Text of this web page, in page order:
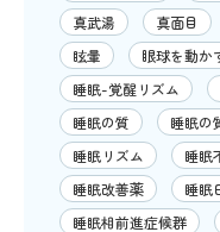
真武湯
真面目
眩暈
眼球を動か
睡眠-覚醒リズム
睡眠の質
睡眠の
睡眠リズム
睡眠
睡眠改善薬
睡眠
睡眠相前進症候群